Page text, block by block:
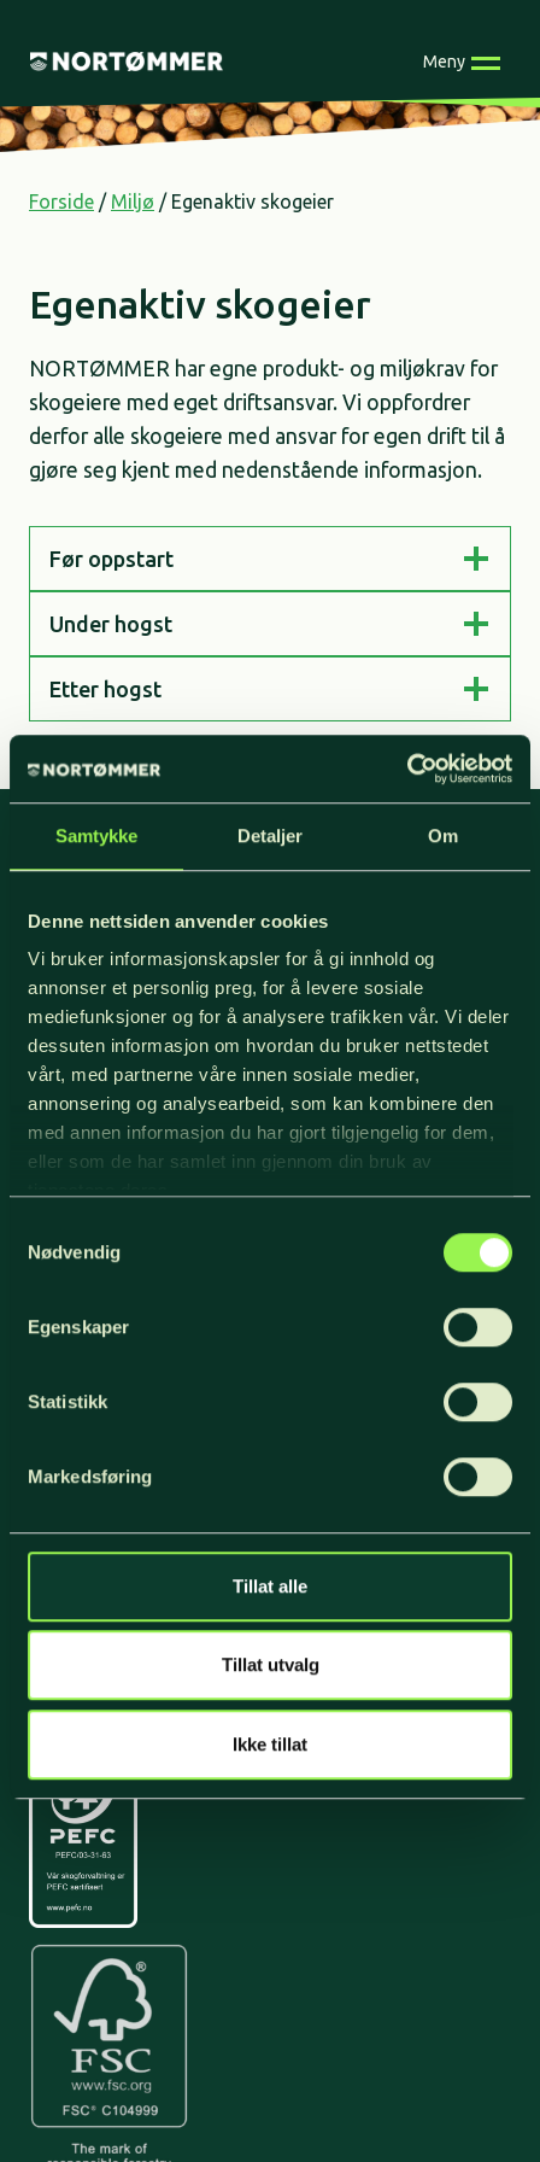
Samtykke Detaljer Om
Denne nettsiden anvender cookies
Vi bruker informasjonskapsler for å gi innhold og
annonser et personlig preg, for å levere sosiale
mediefunksjoner og for å analysere trafikken vår. Vi deler
dessuten informasjon om hvordan du bruker nettstedet
vårt, med partnerne våre innen sosiale medier,
annonsering og analysearbeid, som kan kombinere den
med annen informasjon du har gjort tilgjengelig for dem,
eller som de har samlet inn gjennom din bruk av
Nødvendig
Egenskaper
Statistikk
Markedsføring
Tillat alle
Tillat utvalg
Ikke tillat
Meny
Forside / Miljø / Egenaktiv skogeier
Egenaktiv skogeier
NORTØMMER har egne produkt- og miljøkrav for
skogeiere med eget driftsansvar. Vi oppfordrer
derfor alle skogeiere med ansvar for egen drift til å
gjøre seg kjent med nedenstående informasjon.
Før oppstart
Under hogst
Etter hogst
Nyhetsbrev
For oppdateringer, nyheter og skogfaglige
artikler, meld deg på nyhetsbrevet og få
nyhetsbrev på epost.
Meld deg på
Om NORTØMMER
Jegerstien 18
+47 904 78 000
Sertifiseringer